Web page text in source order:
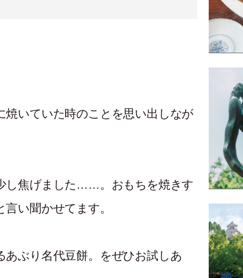
いていた時のことを思い出しなが
し焦げました……。おもちを焼きす
い聞かせてます。
ぶり名代豆餅。をぜひお試しあ